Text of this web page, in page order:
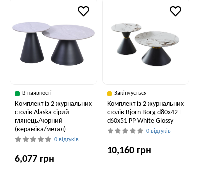
В наявності
Комплект із 2 журнальних
столів Alaska сірий
глянець/чорний
(кераміка/метал)
0 відгуків
6,077 грн
Закінчується
Комплект із 2 журнальних
столів Bjorn Borg d80х42 +
d60х51 PP White Glossy
0 відгуків
10,160 грн